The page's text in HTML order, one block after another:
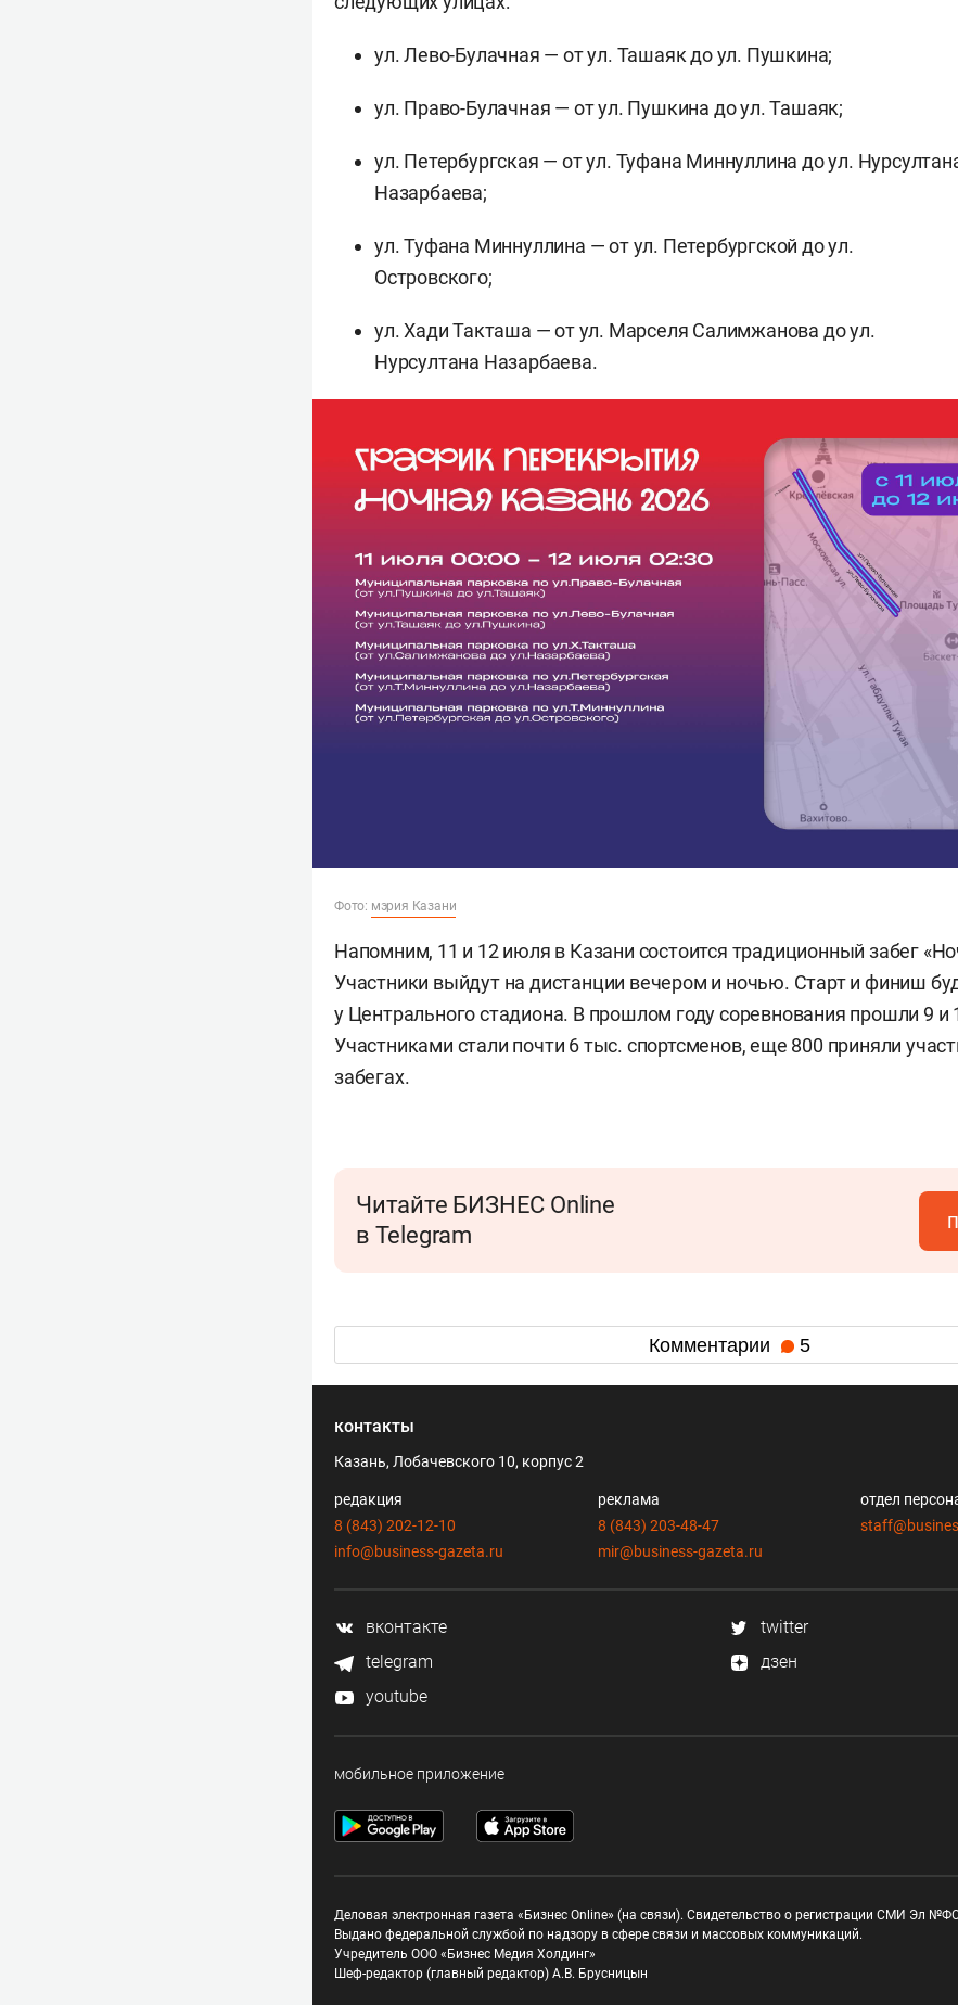
ул. Лево-Булачная — от ул. Ташаяк до ул. Пушкина;
ул. Право-Булачная — от ул. Пушкина до ул. Ташаяк;
ул. Петербургская — от ул. Туфана Миннуллина до ул.
Назарбаева;
ул. Туфана Миннуллина — от ул. Петербургской до ул.
Островского;
ул. Хади Такташа — от ул. Марселя Салимжанова до ул.
Нурсултана Назарбаева.
Фото: мэрия Казани
Напомним, 11 и 12 июля в Казани состоится традиционный забег
Участники выйдут на дистанции вечером и ночью. Старт и финиш
у Центрального стадиона. В прошлом году соревнования прошли 9 и
Участниками стали почти 6 тыс. спортсменов, еще 800 приняли
забегах.
Читайте БИЗНЕС Online
в Telegram
Комментарии 5
контакты
Казань, Лобачевского 10, корпус 2
редакция
8 (843) 202-12-10
info@business-gazeta.ru
реклама
8 (843) 203-48-47
mir@business-gazeta.ru
отдел
вконтакте
twitter
telegram
дзен
youtube
мобильное приложение
Деловая электронная газета «Бизнес Online» (на связи). Свидетельство о регистрации СМИ Эл
Выдано федеральной службой по надзору в сфере связи и массовых коммуникаций.
Учредитель ООО «Бизнес Медия Холдинг»
Шеф-редактор (главный редактор) А.В. Брусницын